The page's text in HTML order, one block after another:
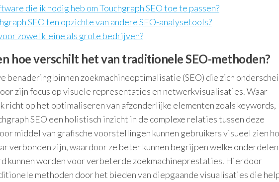
die ik nodig heb om Touchgraph SEO toe te passen?
SEO ten opzichte van andere SEO-analysetools?
zowel kleine als grote bedrijven?
hoe verschilt het van traditionele SEO-methoden?
benadering binnen zoekmachineoptimalisatie (SEO) die zich
zijn focus op visuele representaties en netwerkvisualisaties. Waar
richt op het optimaliseren van afzonderlijke elementen zoals keywords,
SEO een holistisch inzicht in de complexe relaties tussen deze
middel van grafische voorstellingen kunnen gebruikers visueel zien
verbonden zijn, waardoor ze beter kunnen begrijpen welke onderdelen
kunnen worden voor verbeterde zoekmachineprestaties. Hierdoor
methoden door het bieden van diepgaande visualisaties die